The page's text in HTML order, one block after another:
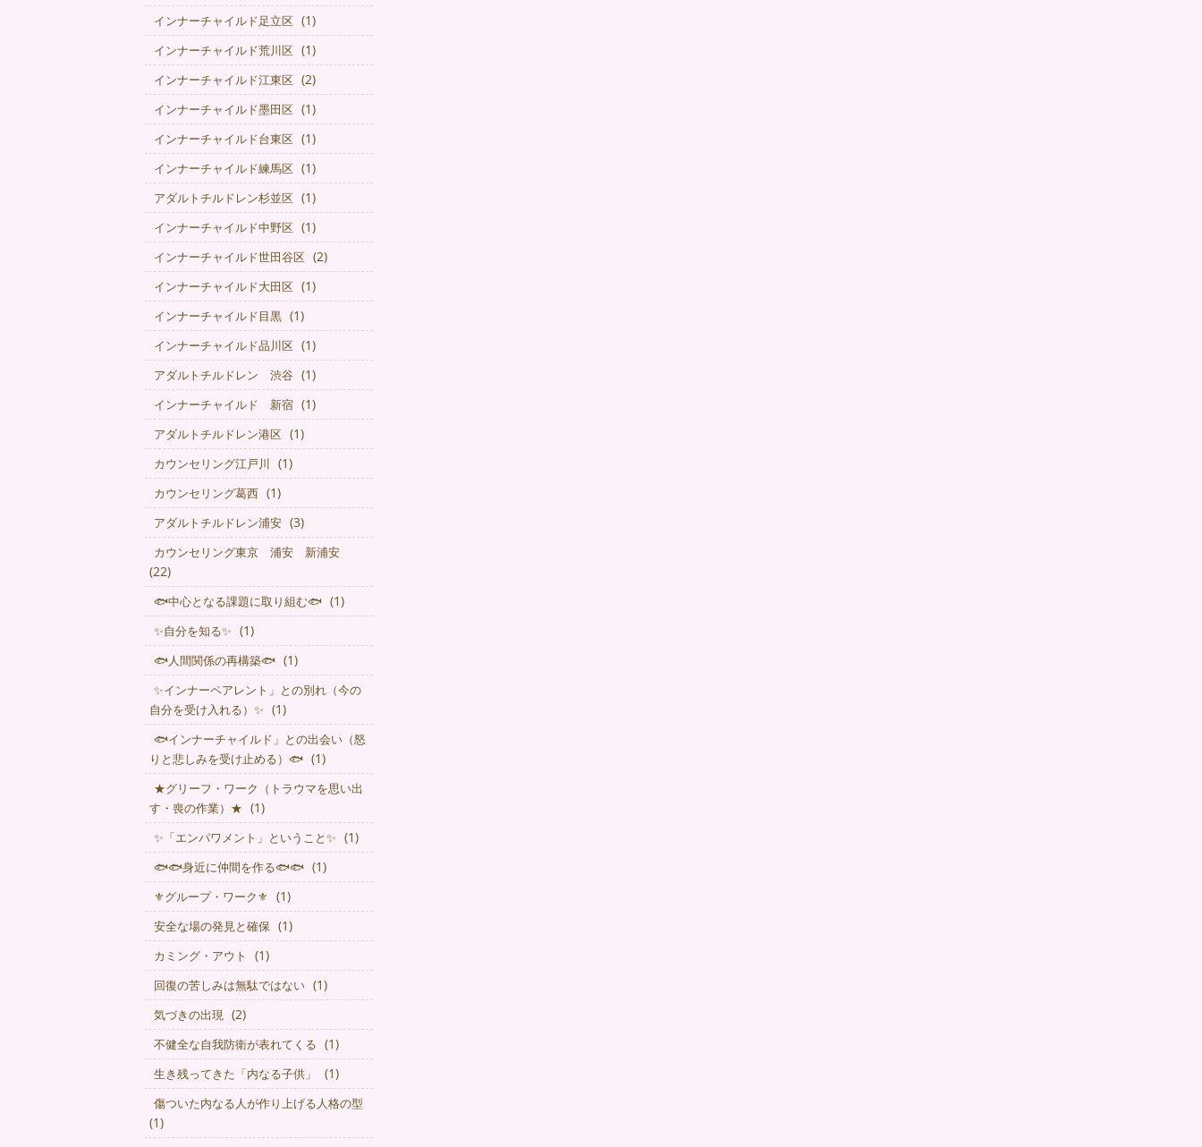
インナーチャイルド足立区 (1)
インナーチャイルド荒川区 (1)
インナーチャイルド江東区 (2)
インナーチャイルド墨田区 (1)
インナーチャイルド台東区 (1)
インナーチャイルド練馬区 (1)
アダルトチルドレン杉並区 (1)
インナーチャイルド中野区 (1)
インナーチャイルド世田谷区 (2)
インナーチャイルド大田区 (1)
インナーチャイルド目黒 (1)
インナーチャイルド品川区 (1)
アダルトチルドレン 渋谷 (1)
インナーチャイルド 新宿 (1)
アダルトチルドレン港区 (1)
カウンセリング江戸川 (1)
カウンセリング葛西 (1)
アダルトチルドレン浦安 (3)
カウンセリング東京 浦安 新浦安
(22)
🐟中心となる課題に取り組む🐟 (1)
✨自分を知る✨ (1)
🐟人間関係の再構築🐟 (1)
✨インナーペアレント」との別れ（今の
自分を受け入れる）✨ (1)
🐟インナーチャイルド」との出会い（怒
りと悲しみを受け止める）🐟 (1)
★グリーフ・ワーク（トラウマを思い出
す・喪の作業）★ (1)
✨「エンパワメント」ということ✨ (1)
🐟🐟身近に仲間を作る🐟🐟 (1)
⚜グループ・ワーク⚜ (1)
安全な場の発見と確保 (1)
カミング・アウト (1)
回復の苦しみは無駄ではない (1)
気づきの出現 (2)
不健全な自我防衛が表れてくる (1)
生き残ってきた「内なる子供」 (1)
傷ついた内なる人が作り上げる人格の型
(1)